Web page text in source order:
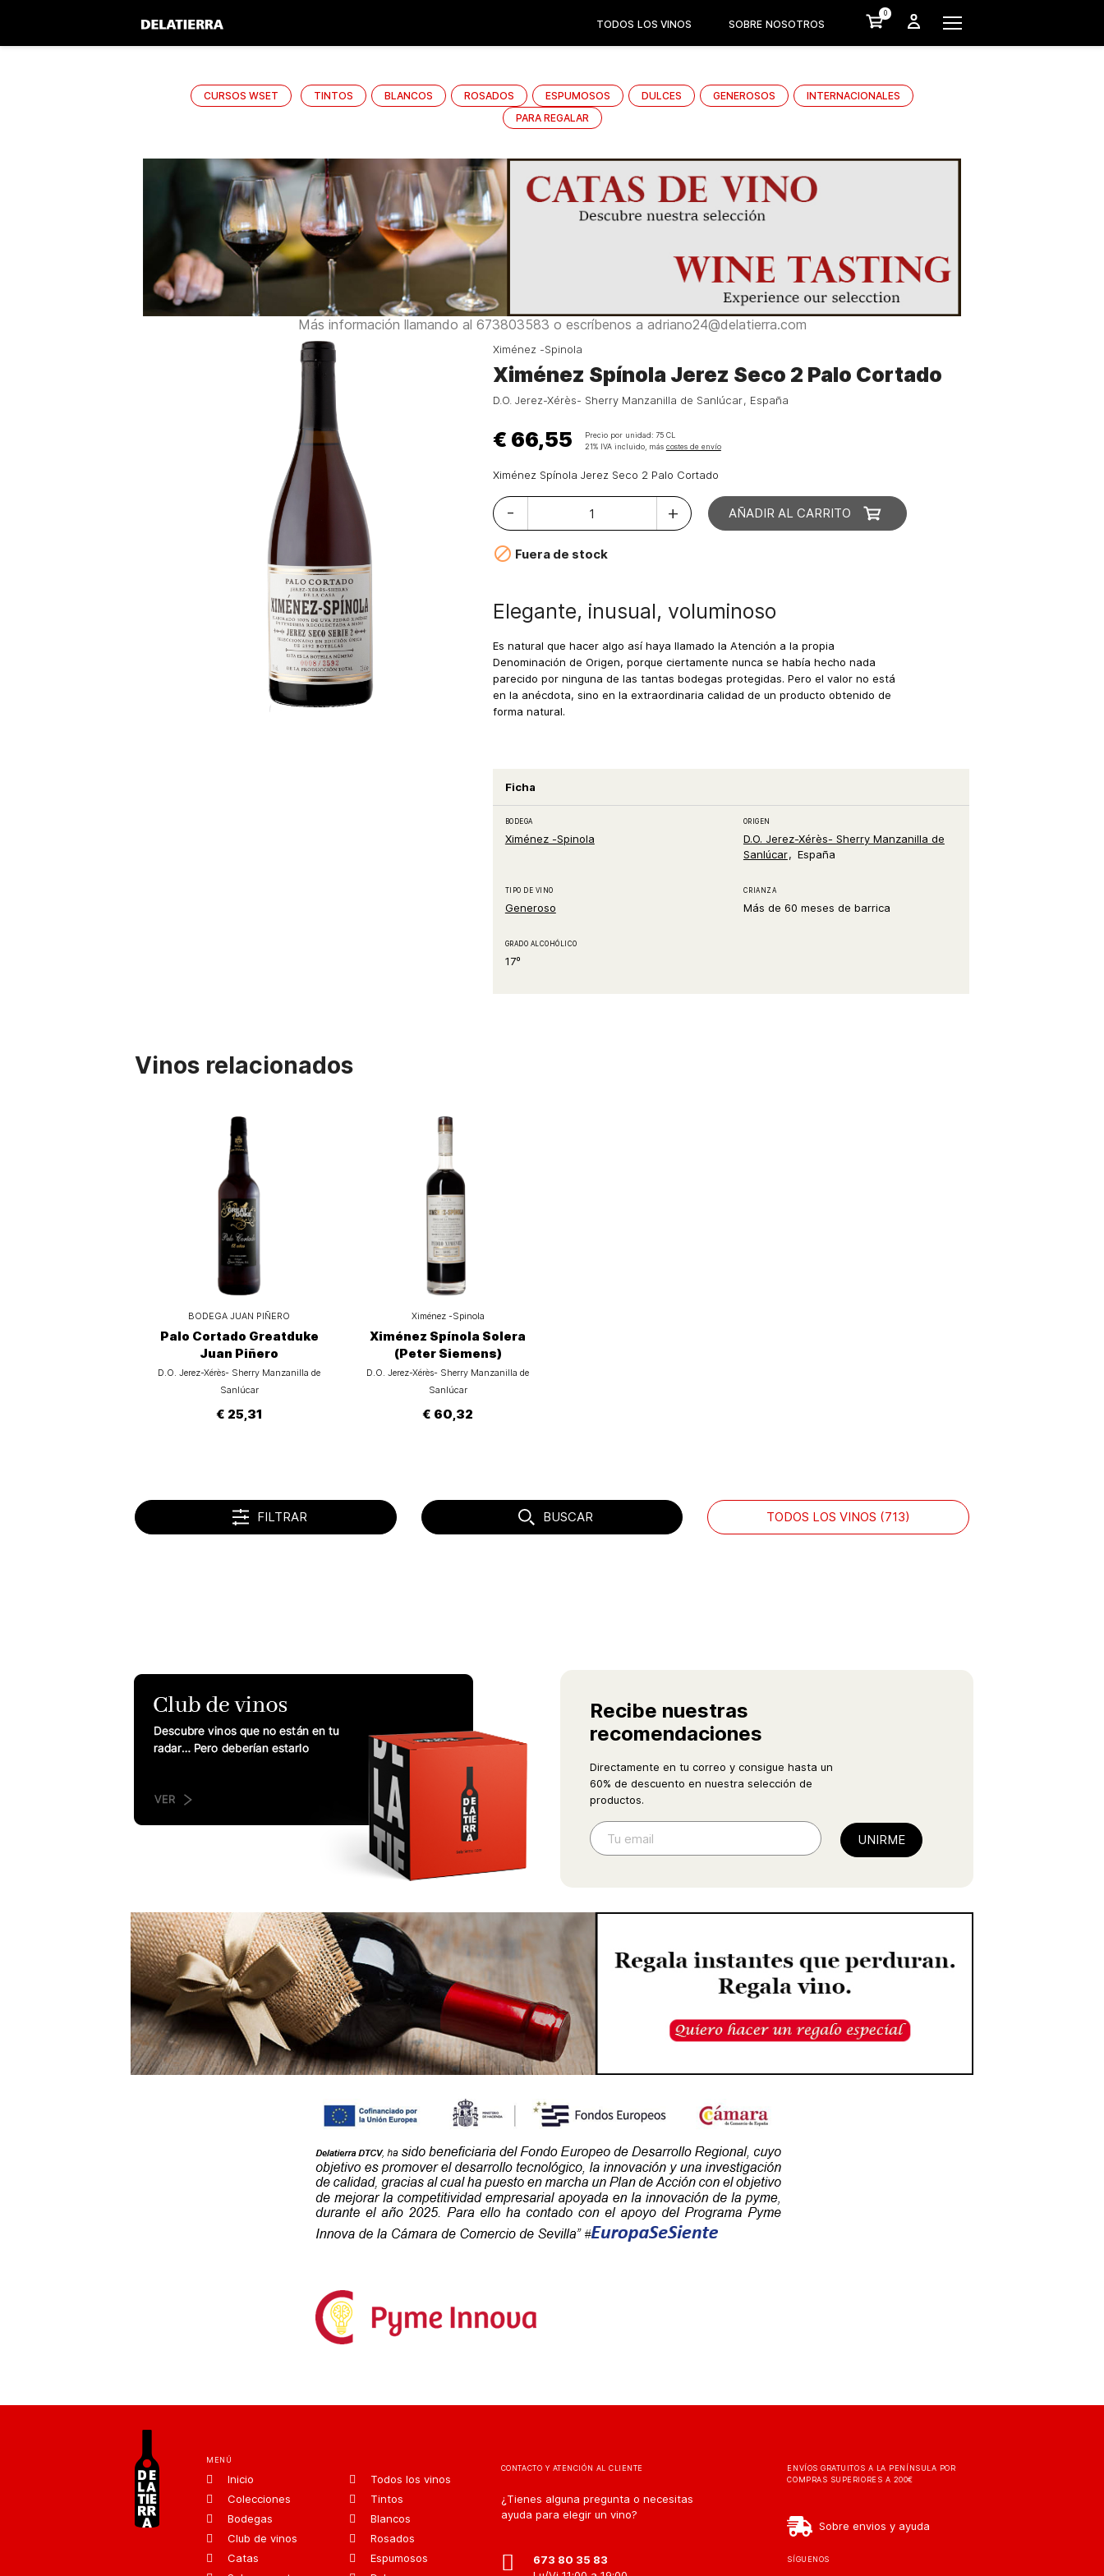
TODOS LOS VINOS SOBRE NOSOTROS
0
CURSOS WSET TINTOS BLANCOS ROSADOS ESPUMOSOS DULCES GENEROSOS
INTERNACIONALES
PARA REGALAR
Más información llamando al 673803583 o escríbenos a adriano24@delatierra.com
Ximénez -Spinola
Ximénez Spínola Jerez Seco 2 Palo Cortado
D.O. Jerez-Xérès- Sherry Manzanilla de Sanlúcar España
€ 66,55 Precio por unidad: 75 CL
21% IVA incluido, más costes de envío
Ximénez Spínola Jerez Seco 2 Palo Cortado
- + AÑADIR AL CARRITO
 Fuera de stock
Elegante, inusual, voluminoso
Es natural que hacer algo así haya llamado la Atención a la propia
Denominación de Origen, porque ciertamente nunca se había hecho nada
parecido por ninguna de las tantas bodegas protegidas. Pero el valor no está
en la anécdota, sino en la extraordinaria calidad de un producto obtenido de
forma natural.
Ficha
BODEGA
Ximénez -Spinola
ORIGEN
D.O. Jerez-Xérès- Sherry Manzanilla de
Sanlúcar
España
TIPO DE VINO
Generoso
CRIANZA
Más de 60 meses de barrica
GRADO ALCOHÓLICO
17º
Vinos relacionados
BODEGA JUAN PIÑERO
Palo Cortado Greatduke
Juan Piñero
D.O. Jerez-Xérès- Sherry Manzanilla de
Sanlúcar
€ 25,31
Ximénez -Spinola
Ximénez Spínola Solera
(Peter Siemens)
D.O. Jerez-Xérès- Sherry Manzanilla de
Sanlúcar
€ 60,32
FILTRAR BUSCAR TODOS LOS VINOS (713)
Recibe nuestras
recomendaciones
Directamente en tu correo y consigue hasta un
60% de descuento en nuestra selección de
productos.
MENÚ
Inicio
Colecciones
Bodegas
Club de vinos
Catas
Todos los vinos
Tintos
Blancos
Rosados
Espumosos
CONTACTO Y ATENCIÓN AL CLIENTE
¿Tienes alguna pregunta o necesitas
ayuda para elegir un vino?
673 80 35 83
ENVÍOS GRATUITOS A LA PENÍNSULA POR
COMPRAS SUPERIORES A 200€
Sobre envios y ayuda
SÍGUENOS